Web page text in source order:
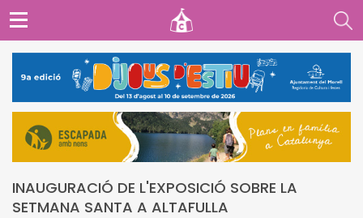
INAUGURACIÓ DE L'EXPOSICIÓ SOBRE LA
SETMANA SANTA A ALTAFULLA